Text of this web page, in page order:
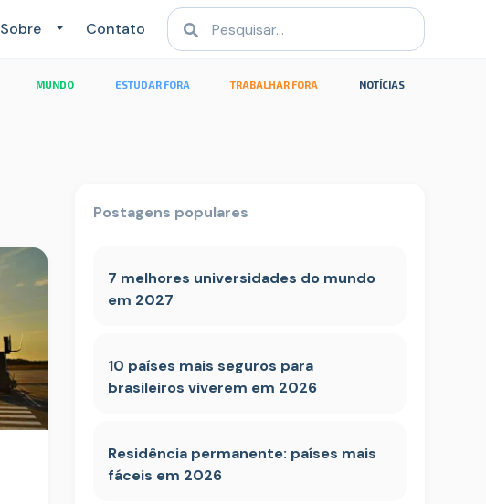
Sobre Contato
MUNDO ESTUDAR FORA TRABALHAR FORA NOTÍCIAS
Postagens populares
7 melhores universidades do mundo
em 2027
10 países mais seguros para
brasileiros viverem em 2026
Residência permanente: países mais
fáceis em 2026